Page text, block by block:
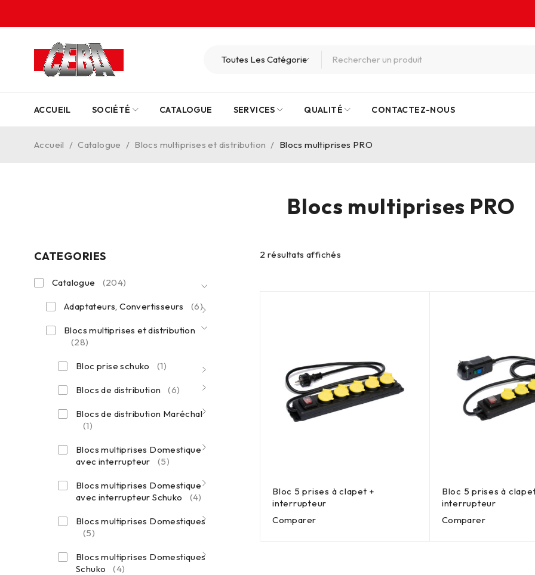
ACCUEIL SOCIÉTÉ CATALOGUE SERVICES QUALITÉ CONTACTEZ-NOUS
Blocs multiprises PRO
Accueil / Catalogue / Blocs multiprises et distribution / Blocs multiprises PRO
CATEGORIES
Catalogue (204)
Adaptateurs, Convertisseurs (6)
Blocs multiprises et distribution
(28)
Bloc prise schuko (1)
Blocs de distribution (6)
Blocs de distribution Maréchal
(1)
Blocs multiprises Domestique
avec interrupteur
(5)
Blocs multiprises Domestique
avec interrupteur Schuko
(4)
Blocs multiprises Domestiques
(5)
Blocs multiprises Domestiques
Schuko
(4)
2 résultats affichés
Bloc 5 prises à clapet +
interrupteur
Comparer
Bloc 5 prises à
interrupteur
Comparer